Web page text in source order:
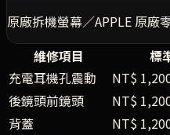
原廠拆機螢幕／APPLE 原廠
維修項目
標
充電耳機孔震動
NT$
後鏡頭前鏡頭
NT$
背蓋
NT$